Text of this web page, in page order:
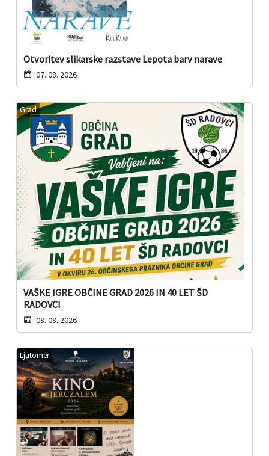
Otvoritev slikarske razstave Lepota barv narave
07. 08. 2026
Grad
VAŠKE IGRE OBČINE GRAD 2026 IN 40 LET ŠD
RADOVCI
08. 08. 2026
Ljutomer